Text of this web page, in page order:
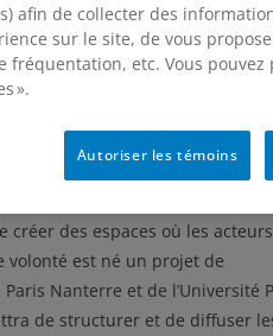
les témoignages apportés,
d’un réseau pouvant
de notation. En effet,
des espaces où les
volonté est né un projet de
Nanterre et de l’Université
de structurer et de diffuser
afin de collecter des
sur le site, de vous
fréquentation, etc. Vous
».
Autoriser les témoins